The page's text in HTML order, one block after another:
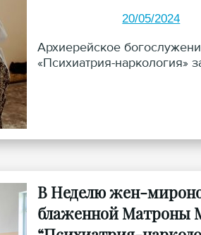
20/05/2024
Архиерейское
«Психиатрия-наркология»
В Неделю жен-
блаженной Матроны